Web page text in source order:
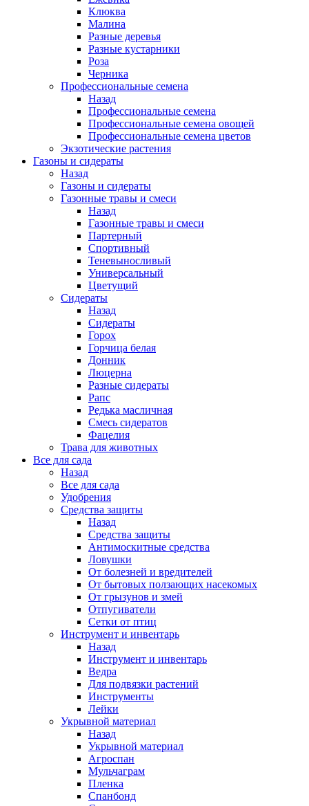
Клюква
Малина
Разные деревья
Разные кустарники
Роза
Черника
Профессиональные семена
Назад
Профессиональные семена
Профессиональные семена овощей
Профессиональные семена цветов
Экзотические растения
Газоны и сидераты
Назад
Газоны и сидераты
Газонные травы и смеси
Назад
Газонные травы и смеси
Партерный
Спортивный
Теневыносливый
Универсальный
Цветущий
Сидераты
Назад
Сидераты
Горох
Горчица белая
Донник
Люцерна
Разные сидераты
Рапс
Редька масличная
Смесь сидератов
Фацелия
Трава для животных
Все для сада
Назад
Все для сада
Удобрения
Средства защиты
Назад
Средства защиты
Антимоскитные средства
Ловушки
От болезней и вредителей
От бытовых ползающих насекомых
От грызунов и змей
Отпугиватели
Сетки от птиц
Инструмент и инвентарь
Назад
Инструмент и инвентарь
Ведра
Для подвязки растений
Инструменты
Лейки
Укрывной материал
Назад
Укрывной материал
Агроспан
Мульчаграм
Пленка
Спанбонд